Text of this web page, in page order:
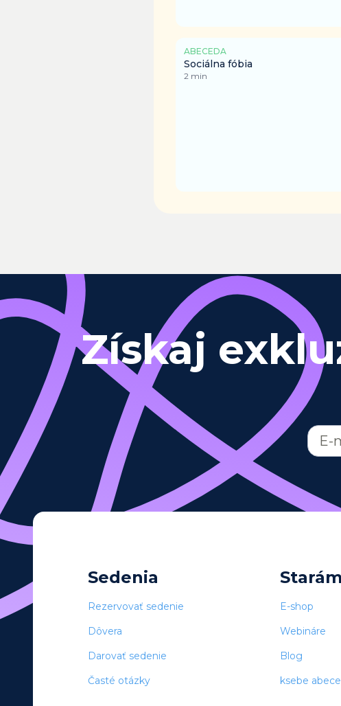
ABECEDA
Sociálna fóbia
2 min
Získaj
Sedenia
Rezervovať sedenie
Dôvera
Darovať sedenie
Časté otázky
E-shop
Webináre
Blog
ksebe